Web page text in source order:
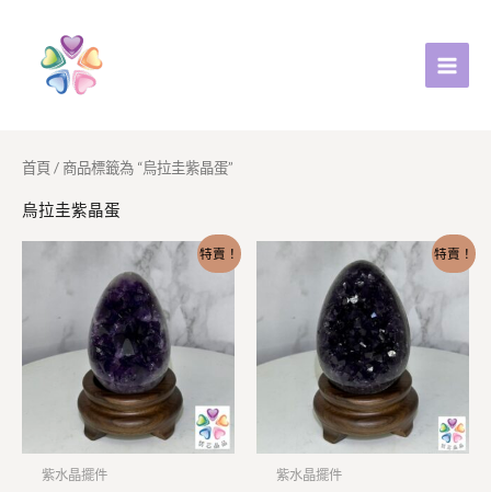
首頁/ 商品標籤為 “烏拉圭紫晶蛋”
烏拉圭紫晶蛋
特賣！
紫水晶擺件
價
格：
NT$5,800。
目
價
格：
NT$3,600。
特賣！
紫水晶擺件
始
價
格：
NT$6,500。
目
前
價
格：
NT$4,500